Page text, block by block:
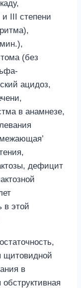
и III степени
(без
ацидоз,
в анамнезе,
дефицит
в этой
щитовидной
в